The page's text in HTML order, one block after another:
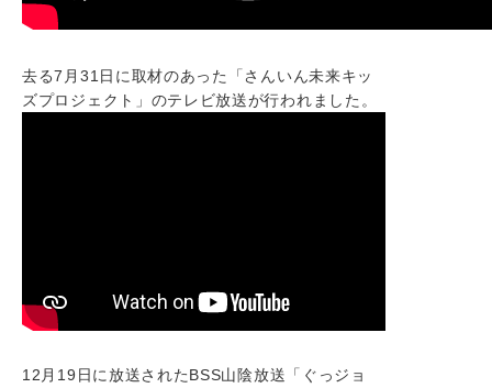
去る7月31日に取材のあった「さんいん未来キッ
ズプロジェクト」のテレビ放送が行われました。
12月19日に放送されたBSS山陰放送「ぐっジョ